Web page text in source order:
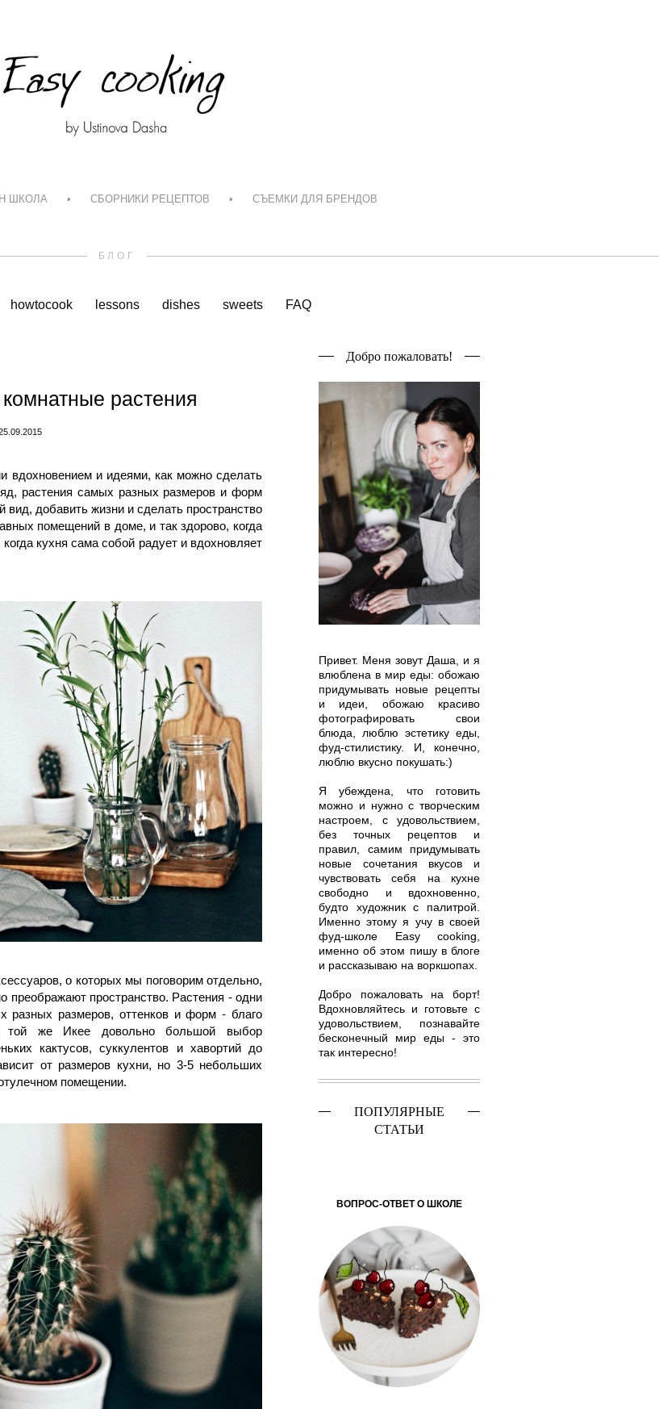
ШКОЛА • СБОРНИКИ РЕЦЕПТОВ • СЪЕМКИ ДЛЯ БРЕНДОВ
БЛОГ
howtocook lessons dishes sweets FAQ
растения
вдохновением и идеями, как можно сделать
растения самых разных размеров и форм
добавить жизни и сделать пространство
помещений в доме, и так здорово, когда
кухня сама собой радует и вдохновляет
о которых мы поговорим отдельно,
преображают пространство. Растения - одни
размеров, оттенков и форм - благо
той же Икее довольно большой выбор
кактусов, суккулентов и хавортий до
от размеров кухни, но 3-5 небольших
помещении.
Добро пожаловать!
Привет. Меня зовут Даша, и я
влюблена в мир еды: обожаю
придумывать новые рецепты
и идеи, обожаю красиво
фотографировать свои
блюда, люблю эстетику еды,
фуд-стилистику. И, конечно,
люблю вкусно покушать:)
Я убеждена, что готовить
можно и нужно с творческим
настроем, с удовольствием,
без точных рецептов и
правил, самим придумывать
новые сочетания вкусов и
чувствовать себя на кухне
свободно и вдохновенно,
будто художник с палитрой.
Именно этому я учу в своей
фуд-школе Easy cooking,
именно об этом пишу в блоге
и рассказываю на воркшопах.
Добро пожаловать на борт!
Вдохновляйтесь и готовьте с
удовольствием, познавайте
бесконечный мир еды - это
так интересно!
ПОПУЛЯРНЫЕ
СТАТЬИ
ВОПРОС-ОТВЕТ О ШКОЛЕ